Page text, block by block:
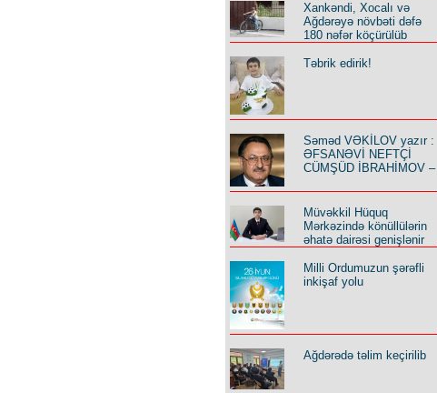
Xankəndi, Xocalı və
Ağdərəyə növbəti dəfə
180 nəfər köçürülüb
Təbrik edirik!
Səməd VƏKİLOV yazır :
ƏFSANƏVİ NEFTÇİ
CÜMŞÜD İBRAHİMOV –
Müvəkkil Hüquq
Mərkəzində könüllülərin
əhatə dairəsi genişlənir
Milli Ordumuzun şərəfli
inkişaf yolu
Ağdərədə təlim keçirilib